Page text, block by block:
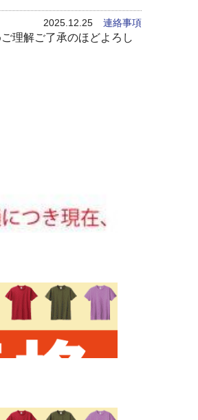
連絡事項
2025.12.25
理解ご了承のほどよろし